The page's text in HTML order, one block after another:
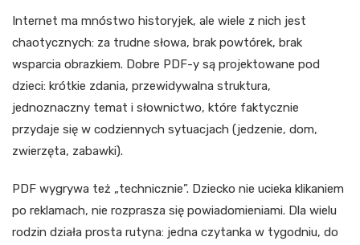
Internet ma mnóstwo historyjek, ale wiele z nich jest
chaotycznych: za trudne słowa, brak powtórek, brak
wsparcia obrazkiem. Dobre PDF-y są projektowane pod
dzieci: krótkie zdania, przewidywalna struktura,
jednoznaczny temat i słownictwo, które faktycznie
przydaje się w codziennych sytuacjach (jedzenie, dom,
zwierzęta, zabawki).
PDF wygrywa też „technicznie”. Dziecko nie ucieka klikaniem
po reklamach, nie rozprasza się powiadomieniami. Dla wielu
rodzin działa prosta rutyna: jedna czytanka w tygodniu, do